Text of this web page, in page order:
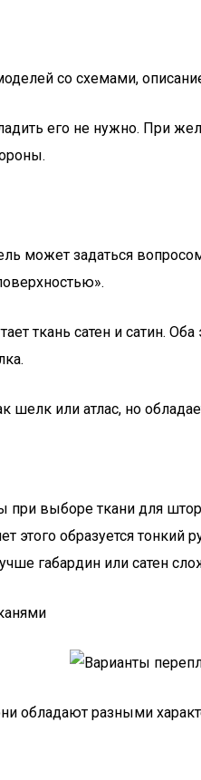
со схемами,
его не нужно. При
может задаться
ткань сатен и сатин.
шелк или атлас, но
при выборе ткани для
этого образуется
габардин или сатен
обладают разными